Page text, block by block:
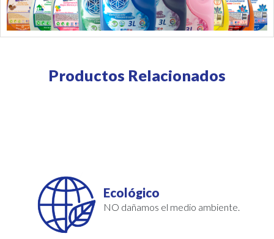
Productos Relacionados
Ecológico
NO dañamos el medio ambiente.